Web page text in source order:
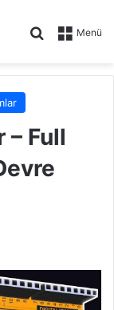
Menü
Arama yap
Full